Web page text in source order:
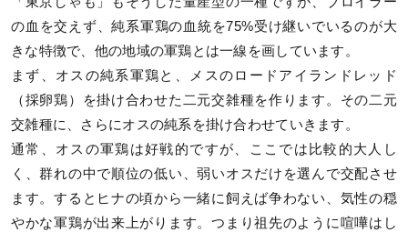
の血を交えず、純系軍鶏の血統を75%受け継いでいるのが大
きな特徴で、他の地域の軍鶏とは一線を画しています。
まず、オスの純系軍鶏と、メスのロードアイランドレッド
（採卵鶏）を掛け合わせた二元交雑種を作ります。その二元
交雑種に、さらにオスの純系を掛け合わせていきます。
通常、オスの軍鶏は好戦的ですが、ここでは比較的大人し
く、群れの中で順位の低い、弱いオスだけを選んで交配させ
ます。するとヒナの頃から一緒に飼えば争わない、気性の穏
やかな軍鶏が出来上がります。つまり祖先のように喧嘩はし